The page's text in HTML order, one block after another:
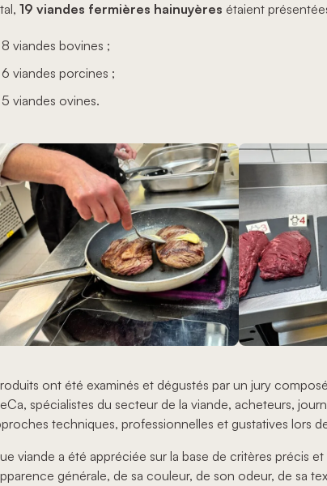
19 viandes fermières hainuyères étaient
8 viandes bovines ;
6 viandes porcines ;
5 viandes ovines.
ont été examinés et dégustés par un jury
spécialistes du secteur de la viande, acheteurs,
techniques, professionnelles et gustatives lors
viande a été appréciée sur la base de critères précis
générale, de sa couleur, de son odeur, de sa